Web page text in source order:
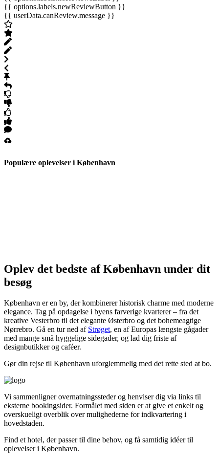
{{ options.labels.newReviewButton }}
{{ userData.canReview.message }}
Populære oplevelser i København
Oplev det bedste af København under dit
besøg
København er en by, der kombinerer historisk charme med moderne
elegance. Tag på opdagelse i byens farverige kvarterer – fra det
kreative Vesterbro til det elegante Østerbro og det bohemeagtige
Nørrebro. Gå en tur ned af Strøget, en af Europas længste gågader
med mange små hyggelige sidegader, og lad dig friste af
designbutikker og caféer.
Gør din rejse til København uforglemmelig med det rette sted at bo.
Vi sammenligner over­natningssteder og henviser dig via links til
eksterne bookingsider. Formålet med siden er at give et enkelt og
overskueligt overblik over mulighederne for indkvartering i
hovedstaden.
Find et hotel, der passer til dine behov, og få samtidig idéer til
oplevelser i København.